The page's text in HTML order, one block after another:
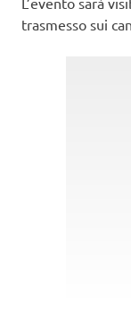
trasmesso sui